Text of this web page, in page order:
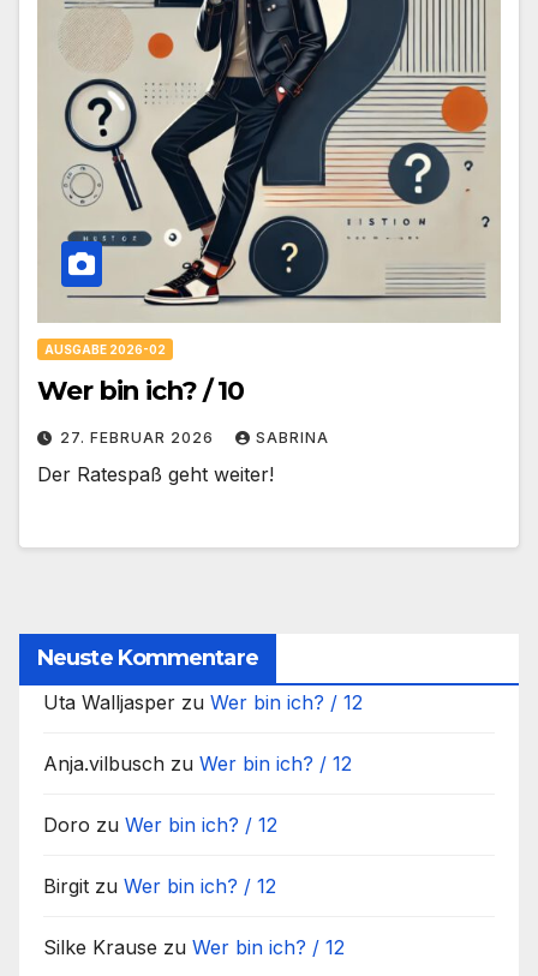
AUSGABE 2026-02
Wer bin ich? / 10
27. FEBRUAR 2026 SABRINA
Der Ratespaß geht weiter!
Neuste Kommentare
Uta Walljasper zu Wer bin ich? / 12
Anja.vilbusch zu Wer bin ich? / 12
Doro zu Wer bin ich? / 12
Birgit zu Wer bin ich? / 12
Silke Krause zu Wer bin ich? / 12